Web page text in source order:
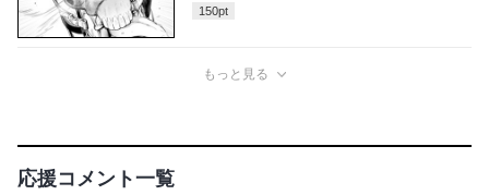
150pt
もっと見る
応援コメント一覧